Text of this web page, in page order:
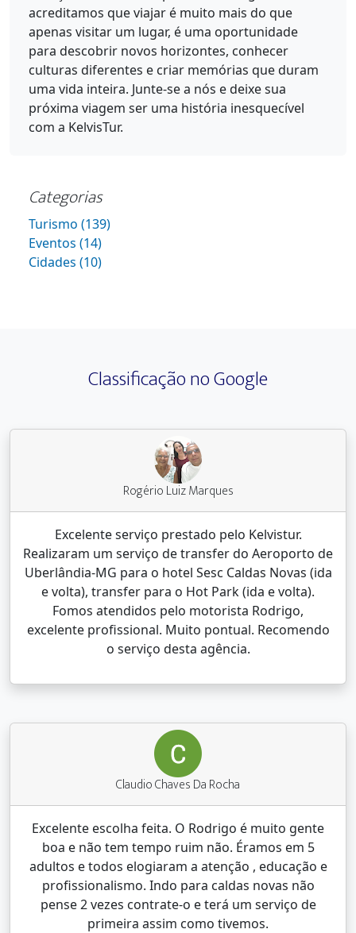
acreditamos que viajar é muito mais do que
apenas visitar um lugar, é uma oportunidade
para descobrir novos horizontes, conhecer
culturas diferentes e criar memórias que duram
uma vida inteira. Junte-se a nós e deixe sua
próxima viagem ser uma história inesquecível
com a KelvisTur.
Categorias
Turismo (139)
Eventos (14)
Cidades (10)
Classificação no Google
Rogério Luiz Marques
Excelente serviço prestado pelo Kelvistur.
Realizaram um serviço de transfer do Aeroporto de
Uberlândia-MG para o hotel Sesc Caldas Novas (ida
e volta), transfer para o Hot Park (ida e volta).
Fomos atendidos pelo motorista Rodrigo,
excelente profissional. Muito pontual. Recomendo
o serviço desta agência.
Claudio Chaves Da Rocha
Excelente escolha feita. O Rodrigo é muito gente
boa e não tem tempo ruim não. Éramos em 5
adultos e todos elogiaram a atenção , educação e
profissionalismo. Indo para caldas novas não
pense 2 vezes contrate-o e terá um serviço de
primeira assim como tivemos.